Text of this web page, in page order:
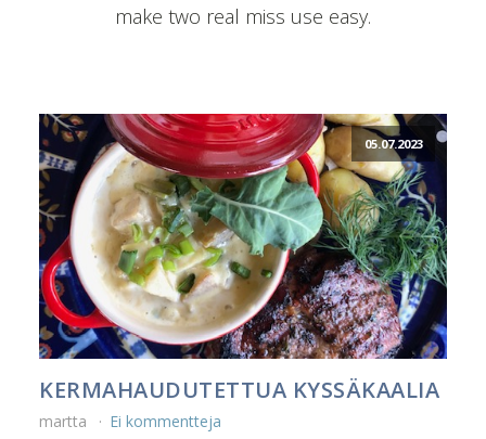
make two real miss use easy.
05.07.2023
KERMAHAUDUTETTUA KYSSÄKAALIA
martta Ei kommentteja